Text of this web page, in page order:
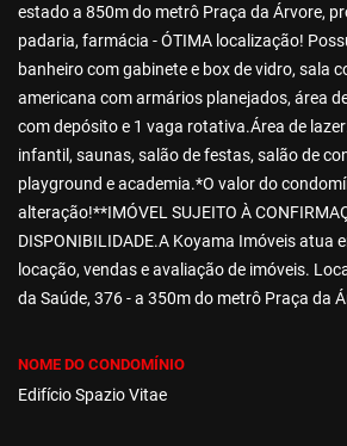
estado a 850m do metrô Praça da Árvore,
padaria, farmácia - ÓTIMA localização!
banheiro com gabinete e box de vidro, sala
americana com armários planejados, área
com depósito e 1 vaga rotativa.Área de
infantil, saunas, salão de festas, salão de
playground e academia.*O valor do
alteração!**IMÓVEL SUJEITO À
DISPONIBILIDADE.A Koyama Imóveis atua
locação, vendas e avaliação de imóveis.
da Saúde, 376 - a 350m do metrô Praça da
NOME DO CONDOMÍNIO
Edifício Spazio Vitae